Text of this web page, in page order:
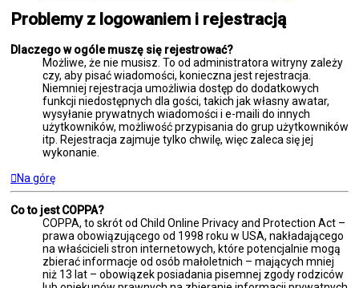
Problemy z logowaniem i rejestracją
Dlaczego w ogóle muszę się rejestrować?
Możliwe, że nie musisz. To od administratora witryny zależy
czy, aby pisać wiadomości, konieczna jest rejestracja.
Niemniej rejestracja umożliwia dostęp do dodatkowych
funkcji niedostępnych dla gości, takich jak własny awatar,
wysyłanie prywatnych wiadomości i e-maili do innych
użytkowników, możliwość przypisania do grup użytkowników
itp. Rejestracja zajmuje tylko chwilę, więc zaleca się jej
wykonanie.
Na górę
Co to jest COPPA?
COPPA, to skrót od Child Online Privacy and Protection Act –
prawa obowiązującego od 1998 roku w USA, nakładającego
na właścicieli stron internetowych, które potencjalnie mogą
zbierać informacje od osób małoletnich – mających mniej
niż 13 lat – obowiązek posiadania pisemnej zgody rodziców